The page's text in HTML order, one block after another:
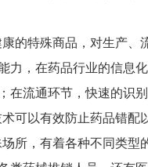
的特殊商品，对生产
力，在药品行业的信息
在流通环节，快速的识
可以有效防止药品错配
所，有着各种不同类